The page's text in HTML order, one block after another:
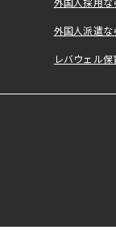
外国人採用
外国人派遣な
レバウェル